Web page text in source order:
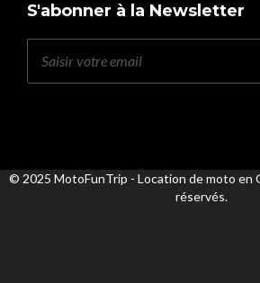
S'abonner à la Newsletter
© 2025 MotoFunTrip - Location de moto en
réservés.